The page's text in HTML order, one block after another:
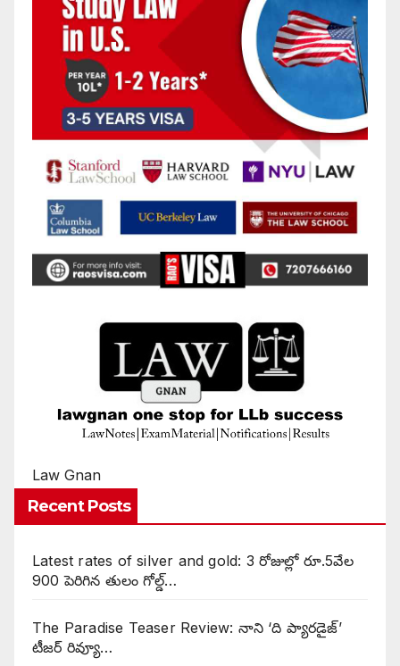
Law Gnan
Recent Posts
Latest rates of silver and gold: 3 రోజుల్లో రూ.5వేల
900 పెరిగిన తులం గోల్డ్…
The Paradise Teaser Review: నాని ‘ది ప్యారడైజ్’
టీజర్ రివ్యూ…